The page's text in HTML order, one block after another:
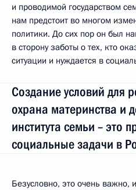
и проводимой государством
нам предстоит во многом
политики. До сих пор он был
в сторону заботы о тех, кто
ситуации и нуждается в
Создание условий для
охрана материнства и
института семьи – это
социальные задачи в
Безусловно, это очень важно,